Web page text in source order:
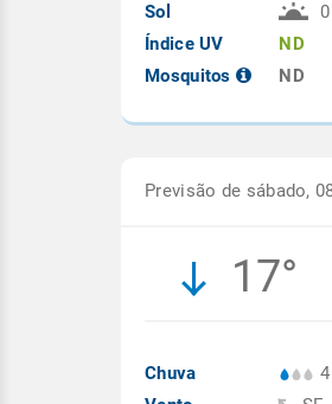
Sol
Índice UV
Mosquitos
ND
ND
Previsão de sábado,
17°
Chuva